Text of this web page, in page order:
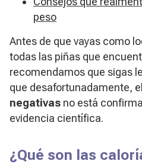
peso
Antes de que vayas como
todas las piñas que
recomendamos que sigas
que desafortunadamente,
negativas no está
evidencia científica.
¿Qué son las